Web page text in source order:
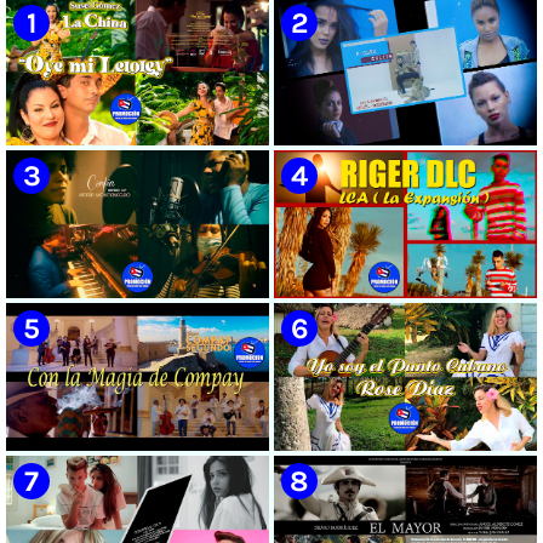
Instrumental | CUBA
🟡 Susel Gómez (La China) ||
¨Oye Mi Leloley¨ || Director:
Onelio Jesús Larralde González
|| Música popular bailable
cubana || Videoclip || CUBA
🟡 F-CUBA - ¨Solita¨ -
Videoclip - Director: Asiel
Babastro
🟡 María Montenegro -
¨Confía¨ 📺 Videoclip. CUBA
🟡 Riger DLC || ¨LCA ( La
Expansión )¨ || Director: Dani
A.R || Música cubana || Videoclip
|| CUBA